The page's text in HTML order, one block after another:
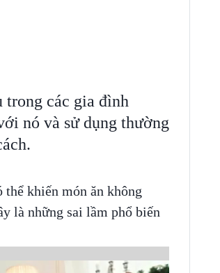
các gia đình
nó và sử dụng thường
thể khiến món ăn không
là những sai lầm phổ biến